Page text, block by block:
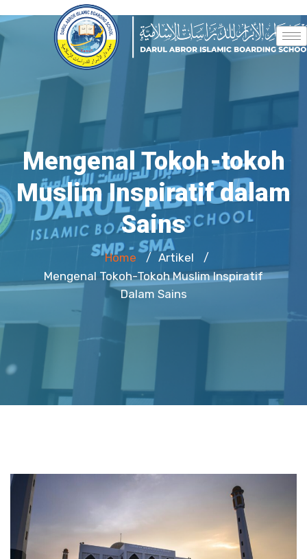
Mengenal Tokoh-tokoh
Muslim Inspiratif dalam
Sains
Home / Artikel /
Mengenal Tokoh-Tokoh Muslim Inspiratif
Dalam Sains